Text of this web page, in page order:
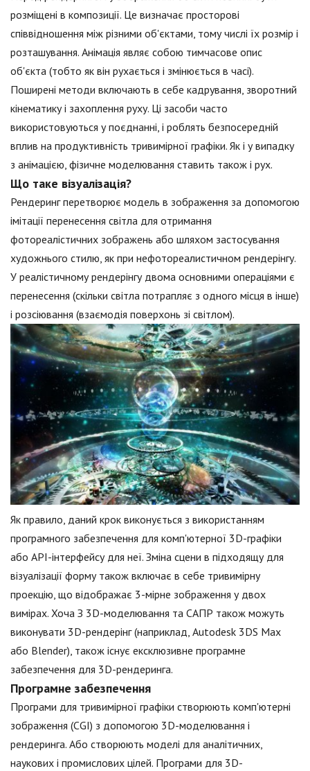
розміщені в композиції. Це визначає просторові
співвідношення між різними об'єктами, тому числі їх розмір і
розташування. Анімація являє собою тимчасове опис
об'єкта (тобто як він рухається і змінюється в часі).
Поширені методи включають в себе кадрування, зворотний
кінематику і захоплення руху. Ці засоби часто
використовуються у поєднанні, і роблять безпосередній
вплив на продуктивність тривимірної графіки. Як і у випадку
з анімацією, фізичне моделювання ставить також і рух.
Що таке візуалізація?
Рендеринг перетворює модель в зображення за допомогою
імітації перенесення світла для отримання
фотореалістичних зображень або шляхом застосування
художнього стилю, як при нефотореалистичном рендерінгу.
У реалістичному рендерінгу двома основними операціями є
перенесення (скільки світла потрапляє з одного місця в інше)
і розсіювання (взаємодія поверхонь зі світлом).
Як правило, даний крок виконується з використанням
програмного забезпечення для комп'ютерної 3D-графіки
або API-інтерфейсу для неї. Зміна сцени в підходящу для
візуалізації форму також включає в себе тривимірну
проекцію, що відображає 3-мірне зображення у двох
вимірах. Хоча З 3D-моделювання та САПР також можуть
виконувати 3D-рендерінг (наприклад, Autodesk 3DS Max
або Blender), також існує ексклюзивне програмне
забезпечення для 3D-рендеринга.
Програмне забезпечення
Програми для тривимірної графіки створюють комп'ютерні
зображення (CGI) з допомогою 3D-моделювання і
рендеринга. Або створюють моделі для аналітичних,
наукових і промислових цілей. Програми для 3D-